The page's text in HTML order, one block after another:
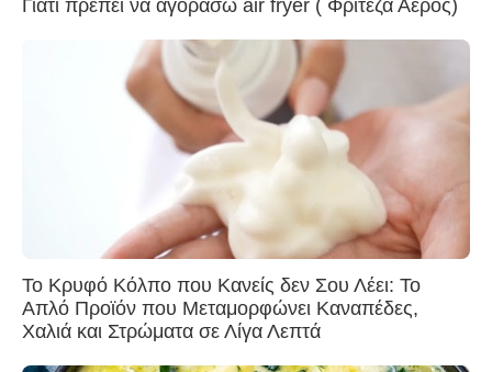
Γιατί πρέπει να αγοράσω air fryer ( Φριτέζα Αέρος)
Το Κρυφό Κόλπο που Κανείς δεν Σου Λέει: Το
Απλό Προϊόν που Μεταμορφώνει Καναπέδες,
Χαλιά και Στρώματα σε Λίγα Λεπτά